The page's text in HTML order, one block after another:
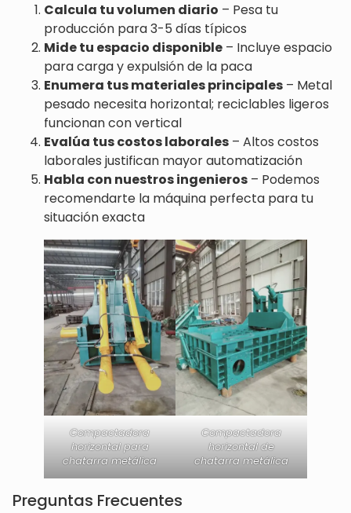
Calcula tu volumen diario – Pesa tu
producción para 3-5 días típicos
Mide tu espacio disponible – Incluye espacio
para carga y expulsión de la paca
Enumera tus materiales principales – Metal
pesado necesita horizontal; reciclables ligeros
funcionan con vertical
Evalúa tus costos laborales – Altos costos
laborales justifican mayor automatización
Habla con nuestros ingenieros – Podemos
recomendarte la máquina perfecta para tu
situación exacta
Compactadora
horizontal para
chatarra metálica
Compactadora
horizontal de
chatarra metálica
Preguntas Frecuentes